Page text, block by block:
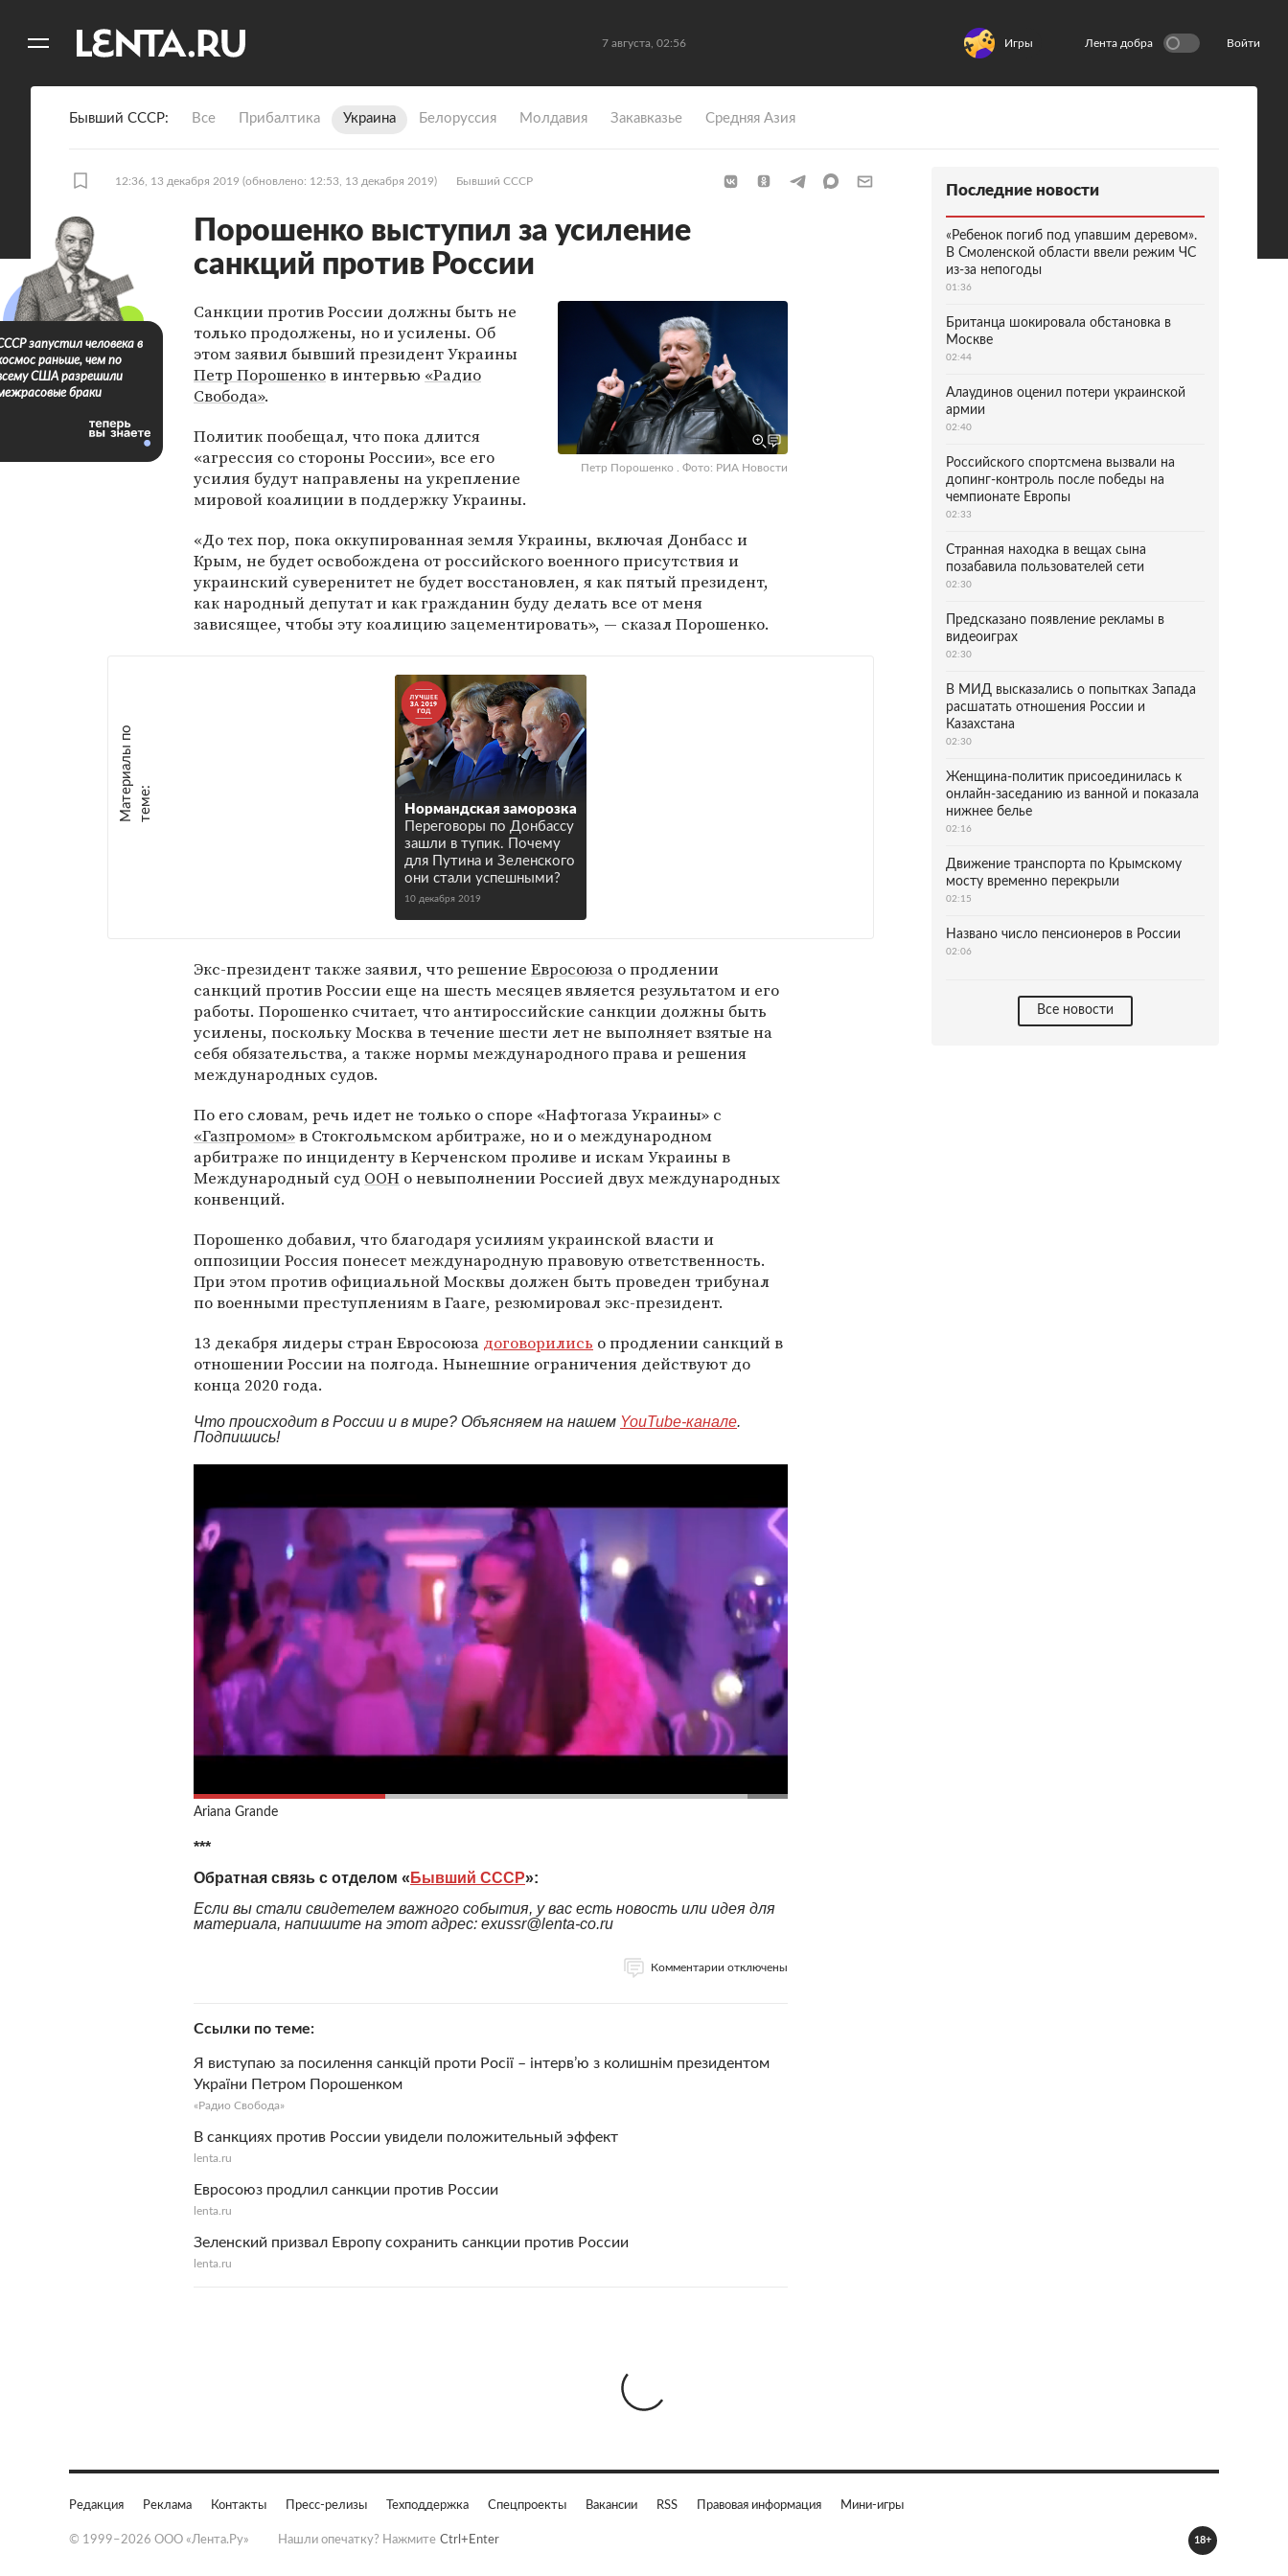
7 августа, 02:56 Игры Лента добра Войти
Бывший СССР Все Прибалтика Украина Белоруссия Молдавия Закавказье Средняя Азия
12:36, 13 декабря 2019 (обновлено: 12:53, 13 декабря 2019) Бывший СССР
Порошенко выступил за усиление
санкций против России
Петр Порошенко . Фото: РИА Новости
Санкции против России должны быть не
только продолжены, но и усилены. Об
этом заявил бывший президент Украины
Петр Порошенков интервью «Радио
Свобода».
Политик пообещал, что пока длится
«агрессия со стороны России», все его
усилия будут направлены на укрепление
мировой коалиции в поддержку Украины.
«До тех пор, пока оккупированная земля Украины, включая Донбасс и
Крым, не будет освобождена от российского военного присутствия и
украинский суверенитет не будет восстановлен, я как пятый президент,
как народный депутат и как гражданин буду делать все от меня
зависящее, чтобы эту коалицию зацементировать», — сказал Порошенко.
М
а
т е
р
и
а
л
ы
п
о
т
е
м
е :
Нормандская заморозка
Переговоры по Донбассу
зашли в тупик. Почему
для Путина и Зеленского
они стали успешными?
10 декабря 2019
Экс-президент также заявил, что решение Евросоюза о продлении
санкций против России еще на шесть месяцев является результатом и его
работы. Порошенко считает, что антироссийские санкции должны быть
усилены, поскольку Москва в течение шести лет не выполняет взятые на
себя обязательства, а также нормы международного права и решения
международных судов.
По его словам, речь идет не только о споре «Нафтогаза Украины» с
«Газпромом»в Стокгольмском арбитраже, но и о международном
арбитраже по инциденту в Керченском проливе и искам Украины в
Международный суд ООН о невыполнении Россией двух международных
конвенций.
Порошенко добавил, что благодаря усилиям украинской власти и
оппозиции Россия понесет международную правовую ответственность.
При этом против официальной Москвы должен быть проведен трибунал
по военными преступлениям в Гааге, резюмировал экс-президент.
13 декабря лидеры стран Евросоюза договорились о продлении санкций в
отношении России на полгода. Нынешние ограничения действуют до
конца 2020 года.
Что происходит в России и в мире? Объясняем на нашем YouTube-канале.
Подпишись!
Ariana Grande
***
Обратная связь с отделом « Бывший СССР»:
Если вы стали свидетелем важного события, у вас есть новость или идея для
материала, напишите на этот адрес: exussr@lenta-co.ru
Комментарии отключены
Ссылки по теме
Я виступаю за посилення санкцій проти Росії – інтерв’ю з колишнім президентом
України Петром Порошенком
«Радио Свобода»
В санкциях против России увидели положительный эффект
lenta.ru
Евросоюз продлил санкции против России
lenta.ru
Зеленский призвал Европу сохранить санкции против России
lenta.ru
запустил человека в
раньше, чем по
США разрешили
браки
Последние новости
«Ребенок погиб под упавшим деревом».
В Смоленской области ввели режим ЧС
из-за непогоды
01:36
Британца шокировала обстановка в
Москве
02:44
Алаудинов оценил потери украинской
армии
02:40
Российского спортсмена вызвали на
допинг-контроль после победы на
чемпионате Европы
02:33
Странная находка в вещах сына
позабавила пользователей сети
02:30
Предсказано появление рекламы в
видеоиграх
02:30
В МИД высказались о попытках Запада
расшатать отношения России и
Казахстана
02:30
Женщина-политик присоединилась к
онлайн-заседанию из ванной и показала
нижнее белье
02:16
Движение транспорта по Крымскому
мосту временно перекрыли
02:15
Названо число пенсионеров в России
02:06
Все новости
Редакция Реклама Контакты Пресс-релизы Техподдержка Спецпроекты Вакансии RSS Правовая информация Мини-игры
© 1999–2026 ООО «Лента.Ру» Нашли опечатку? Нажмите Ctrl+Enter 18+